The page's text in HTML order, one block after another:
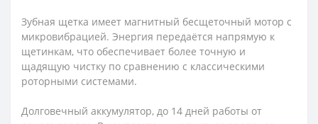
Зубная щетка имеет магнитный бесщеточный мотор с
микровибрацией. Энергия передаётся напрямую к
щетинкам, что обеспечивает более точную и
щадящую чистку по сравнению с классическими
роторными системами.
Долговечный аккумулятор, до 14 дней работы от